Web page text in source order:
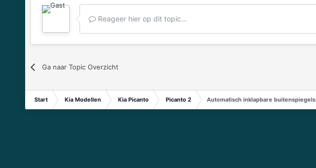
Reageer hier op dit topic...
Ga naar Topic Overzicht
Start Kia Modellen Kia Picanto Picanto 2 Automatisch inklapbare buitenspiegels